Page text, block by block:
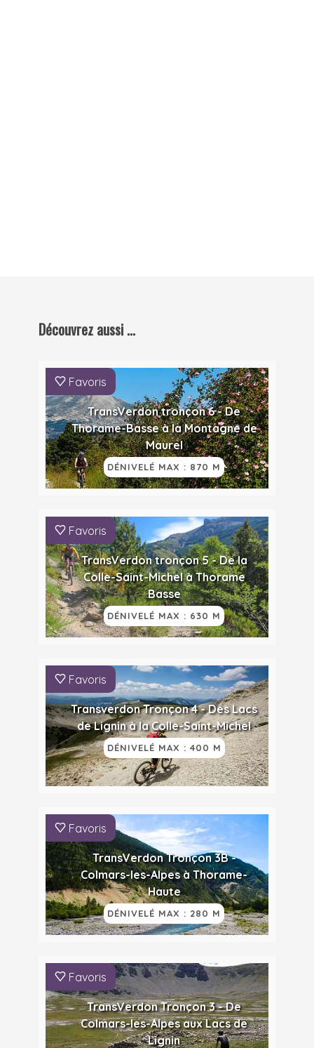
Découvrez aussi ...
Favoris
TransVerdon tronçon 6 - De
Thorame-Basse à la Montagne de
Maurel
DÉNIVELÉ MAX : 870 M
Favoris
TransVerdon tronçon 5 - De la
Colle-Saint-Michel à Thorame
Basse
DÉNIVELÉ MAX : 630 M
Favoris
Transverdon Tronçon 4 - Des Lacs
de Lignin à la Colle-Saint-Michel
DÉNIVELÉ MAX : 400 M
Favoris
TransVerdon Tronçon 3B -
Colmars-les-Alpes à Thorame-
Haute
DÉNIVELÉ MAX : 280 M
Favoris
TransVerdon Tronçon 3 - De
Colmars-les-Alpes aux Lacs de
Lignin